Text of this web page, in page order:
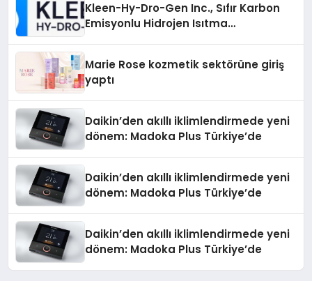
Kleen-Hy-Dro-Gen Inc., Sıfır Karbon
Emisyonlu Hidrojen Isıtma
Marie Rose kozmetik sektörüne giriş
yaptı
Daikin’den akıllı iklimlendirmede yeni
dönem: Madoka Plus Türkiye’de
Daikin’den akıllı iklimlendirmede yeni
dönem: Madoka Plus Türkiye’de
Daikin’den akıllı iklimlendirmede yeni
dönem: Madoka Plus Türkiye’de